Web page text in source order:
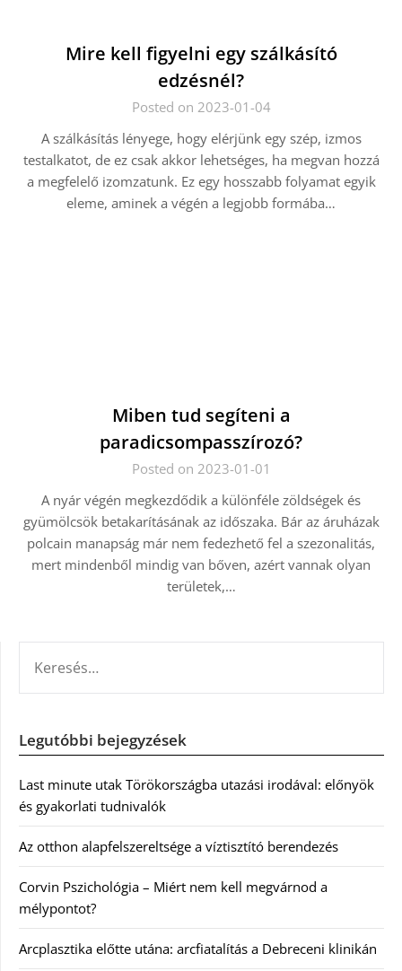
Mire kell figyelni egy szálkásító
edzésnél?
Posted on 2023-01-04
A szálkásítás lényege, hogy elérjünk egy szép, izmos
testalkatot, de ez csak akkor lehetséges, ha megvan hozzá
a megfelelő izomzatunk. Ez egy hosszabb folyamat egyik
eleme, aminek a végén a legjobb formába…
Miben tud segíteni a
paradicsompasszírozó?
Posted on 2023-01-01
A nyár végén megkezdődik a különféle zöldségek és
gyümölcsök betakarításának az időszaka. Bár az áruházak
polcain manapság már nem fedezhető fel a szezonalitás,
mert mindenből mindig van bőven, azért vannak olyan
területek,…
Legutóbbi bejegyzések
Last minute utak Törökországba utazási irodával: előnyök
és gyakorlati tudnivalók
Az otthon alapfelszereltsége a víztisztító berendezés
Corvin Pszichológia – Miért nem kell megvárnod a
mélypontot?
Arcplasztika előtte utána: arcfiatalítás a Debreceni klinikán